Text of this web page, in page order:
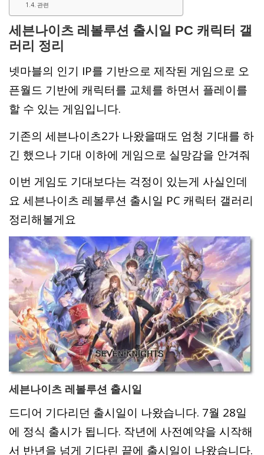
관련
세븐나이츠 레볼루션 출시일 PC 캐릭터 갤
러리 정리
넷마블의 인기 IP를 기반으로 제작된 게임으로 오
픈월드 기반에 캐릭터를 교체를 하면서 플레이를
할 수 있는 게임입니다.
기존의 세븐나이츠2가 나왔을때도 엄청 기대를 하
긴 했으나 기대 이하에 게임으로 실망감을 안겨줘
이번 게임도 기대보다는 걱정이 있는게 사실인데
요 세븐나이츠 레볼루션 출시일 PC 캐릭터 갤러리
정리해볼게요
세븐나이츠 레볼루션 출시일
드디어 기다리던 출시일이 나왔습니다. 7월 28일
에 정식 출시가 됩니다. 작년에 사전예약을 시작해
서 반년을 넘게 기다린 끝에 출시일이 나왔습니다.